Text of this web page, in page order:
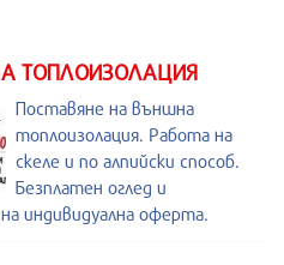
ТОПЛОИЗОЛАЦИЯ
Поставяне на външна
топлоизолация. Работа на
скеле и по алпийски способ.
Безплатен оглед и
индивидуална оферта.